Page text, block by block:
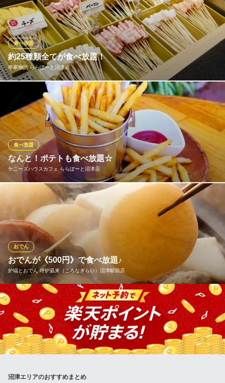
のご利用にコスパ◎駅徒歩3分の好立地！専用駐車場完備でご来店
でも安心♪
赤から 沼津店
焼肉 鍋 食べ放題
ＪＲ沼津駅北口 徒歩5分
静岡県沼津市米山町1-5
約25種類全てが食べ放題！
串家物語 ららぽーと沼津店
食べ放題
定番の牛肉や豚肉、ぷりぷり食感で美味しい海老などの定番串は
もちろん、季節の素材・野菜も取り入れ種類豊富にご用意してお
ります。串家物語オリジナル♪デザート串の『もちもち』や『たい
やき』も人気！各素材のベストな揚げ時間はテーブルに設置して
いる［串揚げ時間目安表］をご覧ください♪
串家物語 ららぽーと沼津店
食べ放題 串揚げ
ＪＲ東海道本線片浜駅 徒歩27分
静岡県沼津市東椎路字東荒301-3 ららぽーと沼津1F
なんと！ポテトも食べ放題☆
ケニーズハウスカフェ ららぽーと沼津店
食べ放題
ランチタイムはパンケーキ、サラダ、ドリンクに加えて《MIXポ
テト》がお代わり自由！！ 焼き立てパンケーキと、揚げたてポテ
トをおなか一杯お召し上がりください。
ケニーズハウスカフェ ららぽーと沼津店
リゾート風カフェ
ＪＲ東海道本線片浜駅 徒歩29分
静岡県沼津市東椎路字東荒301-3 ららぽーと沼津1F
おでんが《500円》で食べ放題♪
炉端とおでん 呼炉凪来（ころなぎらい）沼津駅前店
おでん
炉端とおでんの居酒屋『炉端とおでん 』♪なんとワンコインでお
でんが食べ放題！
炉端とおでん 呼炉凪来（ころなぎらい）沼津駅前店
炉端焼きおでん居酒屋
ＪＲ沼津駅 徒歩2分
沼津エリアのおすすめまとめ